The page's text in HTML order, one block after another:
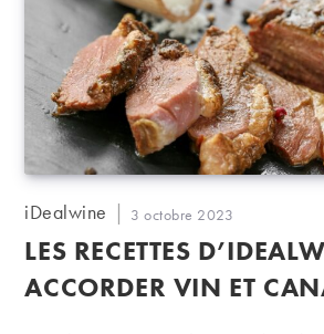
Auteur/autrice
la
publication :
iDealwine
Publication
publiée :
3 octobre 2023
LES RECETTES
ACCORDER VIN ET